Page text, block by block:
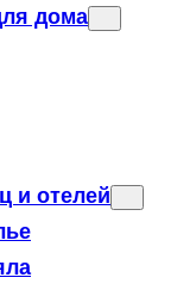
дома
и отелей